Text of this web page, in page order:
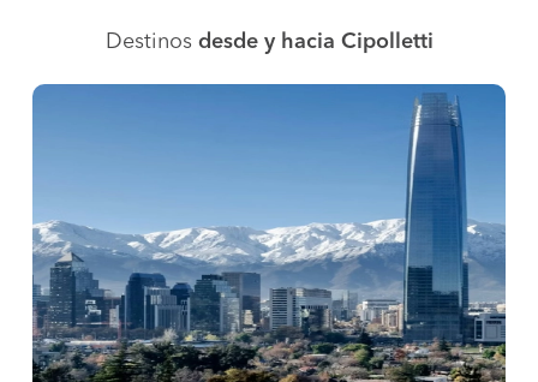
Destinos desde y hacia Cipolletti